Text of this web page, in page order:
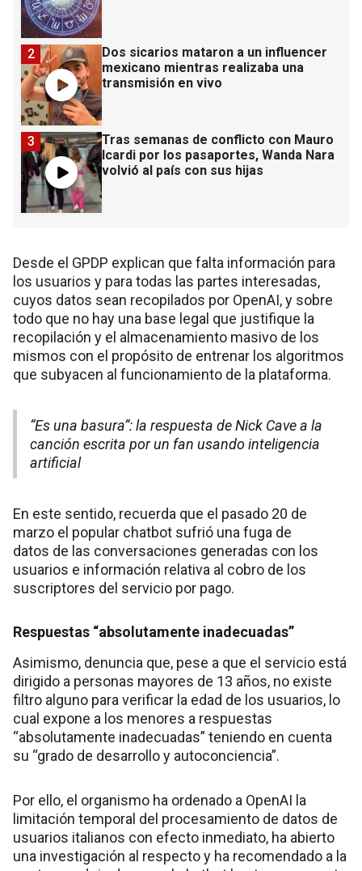
Dos sicarios mataron a un influencer
mexicano mientras realizaba una
transmisión en vivo
2
Tras semanas de conflicto con Mauro
Icardi por los pasaportes, Wanda Nara
volvió al país con sus hijas
3
Desde el GPDP explican que falta información para
los usuarios y para todas las partes interesadas,
cuyos datos sean recopilados por OpenAI, y sobre
todo que no hay una base legal que justifique la
recopilación y el almacenamiento masivo de los
mismos con el propósito de entrenar los algoritmos
que subyacen al funcionamiento de la plataforma.
“Es una basura”: la respuesta de Nick Cave a la
canción escrita por un fan usando inteligencia
artificial
En este sentido, recuerda que el pasado 20 de
marzo el popular chatbot sufrió una fuga de
datos de las conversaciones generadas con los
usuarios e información relativa al cobro de los
suscriptores del servicio por pago.
Respuestas “absolutamente inadecuadas”
Asimismo, denuncia que, pese a que el servicio está
dirigido a personas mayores de 13 años, no existe
filtro alguno para verificar la edad de los usuarios, lo
cual expone a los menores a respuestas
“absolutamente inadecuadas” teniendo en cuenta
su “grado de desarrollo y autoconciencia”.
Por ello, el organismo ha ordenado a OpenAI la
limitación temporal del procesamiento de datos de
usuarios italianos con efecto inmediato, ha abierto
una investigación al respecto y ha recomendado a la